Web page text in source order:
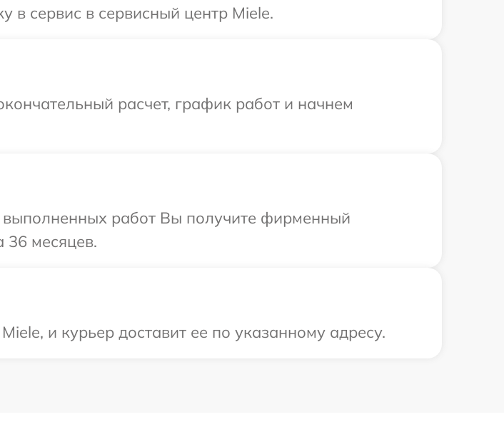
в сервис в сервисный центр Miele.
расчет, график работ и начнем
работ Вы получите фирменный
36 месяцев.
и курьер доставит ее по указанному адресу.